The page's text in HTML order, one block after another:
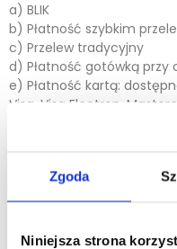
Zgoda
Niniejsza strona
a) BLIK
b) Płatność szybkim
c) Przelew tradycyjny
d) Płatność gotówką przy
e) Płatność kartą:
Visa, Visa Electron,